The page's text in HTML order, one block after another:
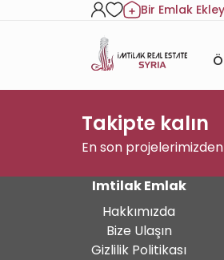
Bir Emlak
Takipte kalın
En son
Imtilak Emlak
Hakkımızda
Bize Ulaşın
Gizlilik Politikası